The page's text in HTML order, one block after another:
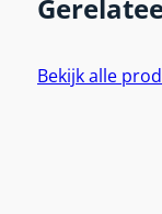
Bekijk alle